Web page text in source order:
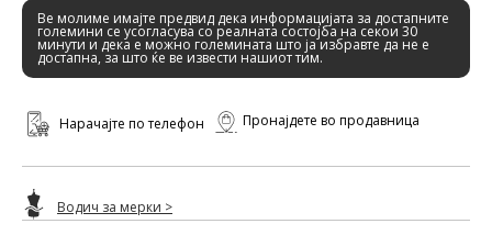
Ве молиме имајте предвид дека информацијата за достапните
големини се усогласува со реалната состојба на секои 30
минути и дека е можно големината што ја избравте да не е
достапна, за што ќе ве извести нашиот тим.
Нарачајте по телефон Пронајдете во продавница
Водич за мерки >